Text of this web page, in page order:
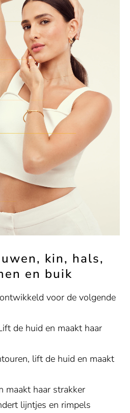
kin, hals,
en buik
voor de volgende
de huid en maakt haar
lift de huid en maakt
maakt haar strakker
lijntjes en rimpels